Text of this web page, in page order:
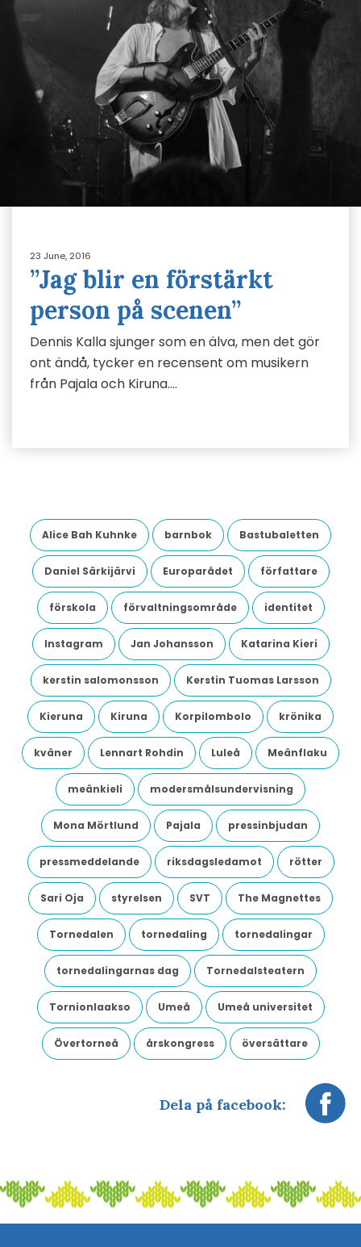
23 June, 2016
”Jag blir en förstärkt
person på scenen”
Dennis Kalla sjunger som en älva, men det gör
ont ändå, tycker en recensent om musikern
från Pajala och Kiruna….
Alice Bah Kuhnke barnbok Bastubaletten
Daniel Särkijärvi Europarådet författare
förskola förvaltningsområde identitet
Instagram Jan Johansson Katarina Kieri
kerstin salomonsson Kerstin Tuomas Larsson
Kieruna Kiruna Korpilombolo krönika
kväner Lennart Rohdin Luleå Meänflaku
meänkieli modersmålsundervisning
Mona Mörtlund Pajala pressinbjudan
pressmeddelande riksdagsledamot rötter
Sari Oja styrelsen SVT The Magnettes
Tornedalen tornedaling tornedalingar
tornedalingarnas dag Tornedalsteatern
Tornionlaakso Umeå Umeå universitet
Övertorneå årskongress översättare
Dela på facebook: